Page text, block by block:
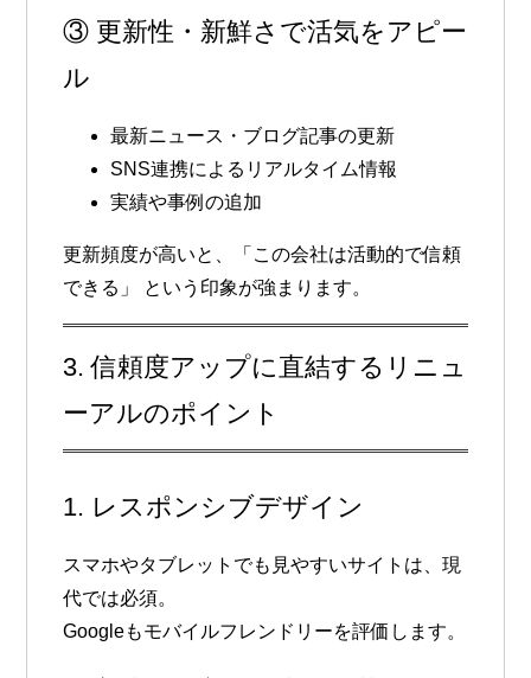
③ 更新性・新鮮さで活気をアピー
ル
最新ニュース・ブログ記事の更新
SNS連携によるリアルタイム情報
実績や事例の追加
更新頻度が高いと、
「この会社は活動的で信頼
できる」
という印象が強まります。
3. 信頼度アップに直結するリニュ
ーアルのポイント
1. レスポンシブデザイン
スマホやタブレットでも見やすいサイトは、現
代では必須。
Googleもモバイルフレンドリーを評価します。